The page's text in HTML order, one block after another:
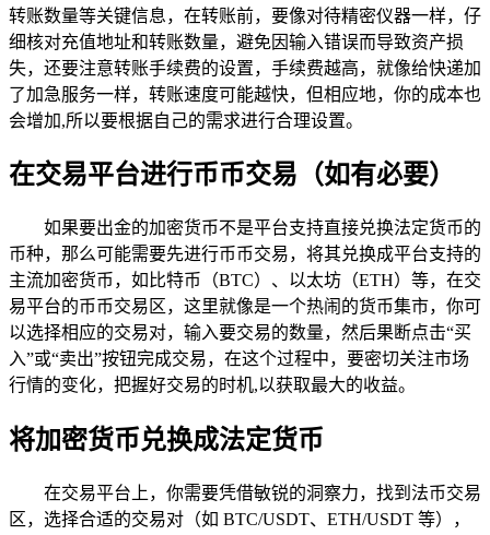
转账数量等关键信息，在转账前，要像对待精密仪器一样，仔
细核对充值地址和转账数量，避免因输入错误而导致资产损
失，还要注意转账手续费的设置，手续费越高，就像给快递加
了加急服务一样，转账速度可能越快，但相应地，你的成本也
会增加,所以要根据自己的需求进行合理设置。
在交易平台进行币币交易（如有必要）
如果要出金的加密货币不是平台支持直接兑换法定货币的
币种，那么可能需要先进行币币交易，将其兑换成平台支持的
主流加密货币，如比特币（BTC）、以太坊（ETH）等，在交
易平台的币币交易区，这里就像是一个热闹的货币集市，你可
以选择相应的交易对，输入要交易的数量，然后果断点击“买
入”或“卖出”按钮完成交易，在这个过程中，要密切关注市场
行情的变化，把握好交易的时机,以获取最大的收益。
将加密货币兑换成法定货币
在交易平台上，你需要凭借敏锐的洞察力，找到法币交易
区，选择合适的交易对（如 BTC/USDT、ETH/USDT 等），